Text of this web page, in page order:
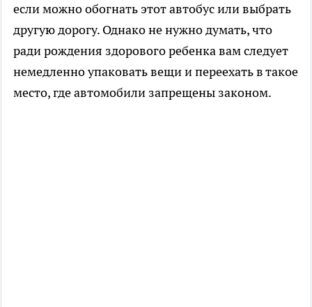
если можно обогнать этот автобус или выбрать
другую дорогу. Однако не нужно думать, что
ради рождения здорового ребенка вам следует
немедленно упаковать вещи и переехать в такое
место, где автомобили запрещены законом.